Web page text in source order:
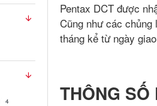
4
Pentax DCT được
Cũng như các
tháng kể từ ngày
THÔNG SỐ